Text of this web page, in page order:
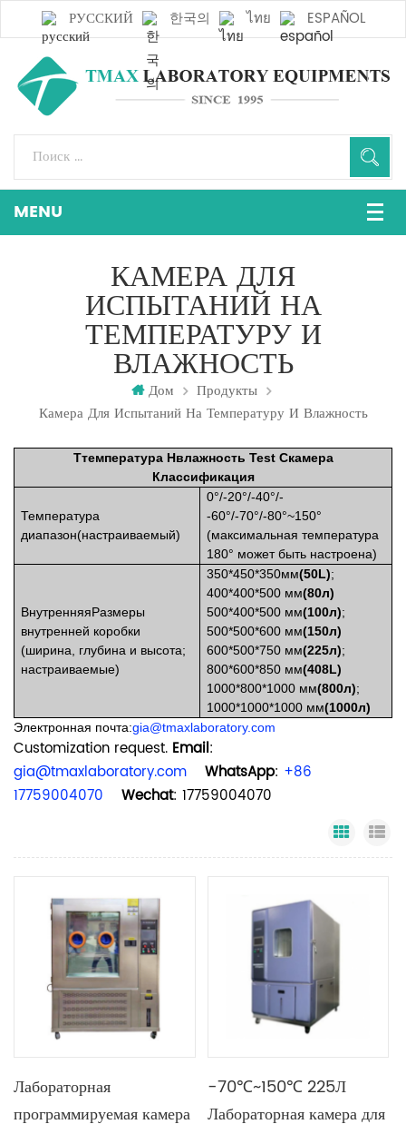
РУССКИЙ 한국의 ไทย ESPAÑOL
КАМЕРА ДЛЯ
ИСПЫТАНИЙ НА
ТЕМПЕРАТУРУ И
ВЛАЖНОСТЬ
Дом
Продукты
Камера Для Испытаний На Температуру И Влажность
Tтемпература Hвлажность Test Cкамера
Классификация
Температура
диапазон(настраиваемый)
0°/-20°/-40°/-
-60°/-70°/-80°~150°
(максимальная температура
180° может быть настроена)
ВнутренняяРазмеры
внутренней коробки
(ширина, глубина и высота;
настраиваемые)
350*450*350мм(50L);
400*400*500 мм(80л)
500*400*500 мм(100л);
500*500*600 мм(150л)
600*500*750 мм(225л);
800*600*850 мм(408L)
1000*800*1000 мм(800л);
1000*1000*1000 мм(1000л)
Электронная почта:gia@tmaxlaboratory.com
Customization request. Email:
gia@tmaxlaboratory.com
WhatsApp: +86
17759004070
Wechat: 17759004070
Grid
Лабораторная
программируемая камера
-70℃~150℃ 225Л
Лабораторная камера для